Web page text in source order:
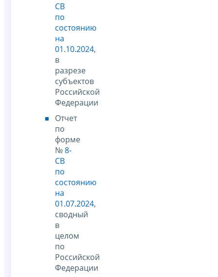
СВ
по
состоянию
на
01.10.2024,
в
разрезе
субъектов
Российской
Федерации
Отчет
по
форме
№8-
СВ
по
состоянию
на
01.07.2024,
сводный
в
целом
по
Российской
Федерации